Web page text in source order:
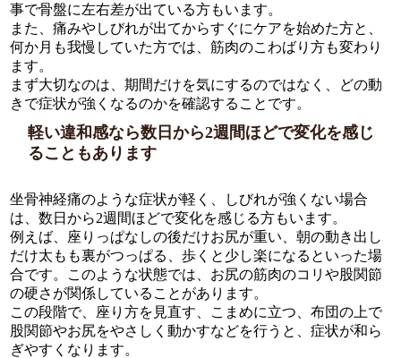
事で骨盤に左右差が出ている方もいます。
また、痛みやしびれが出てからすぐにケアを始めた方と、
何か月も我慢していた方では、筋肉のこわばり方も変わり
ます。
まず大切なのは、期間だけを気にするのではなく、どの動
きで症状が強くなるのかを確認することです。
軽い違和感なら数日から2週間ほどで変化を感じ
ることもあります
坐骨神経痛のような症状が軽く、しびれが強くない場合
は、数日から2週間ほどで変化を感じる方もいます。
例えば、座りっぱなしの後だけお尻が重い、朝の動き出し
だけ太もも裏がつっぱる、歩くと少し楽になるといった場
合です。このような状態では、お尻の筋肉のコリや股関節
の硬さが関係していることがあります。
この段階で、座り方を見直す、こまめに立つ、布団の上で
股関節やお尻をやさしく動かすなどを行うと、症状が和ら
ぎやすくなります。